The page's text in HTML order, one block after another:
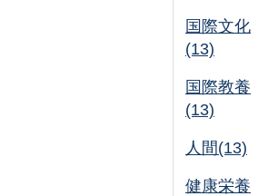
国際文化
(13)
国際教養
(13)
人間(13)
健康栄養